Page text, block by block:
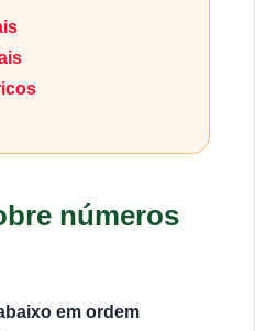
números
em ordem